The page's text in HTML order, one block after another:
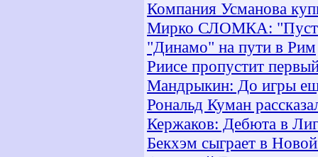
Компания Усманова
Мирко СЛОМКА: "Пусть
"Динамо" на пути в Рим
Риисе пропустит
Мандрыкин: До игры
Рональд Куман
Кержаков: Дебюта в
Бекхэм сыграет в